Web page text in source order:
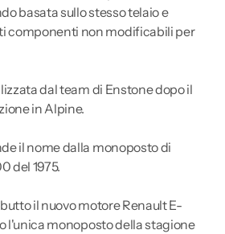
basata sullo stesso telaio e
componenti non modificabili per
dal team di Enstone dopo il
in Alpine.
il nome dalla monoposto di
del 1975.
il nuovo motore Renault E-
l'unica monoposto della stagione